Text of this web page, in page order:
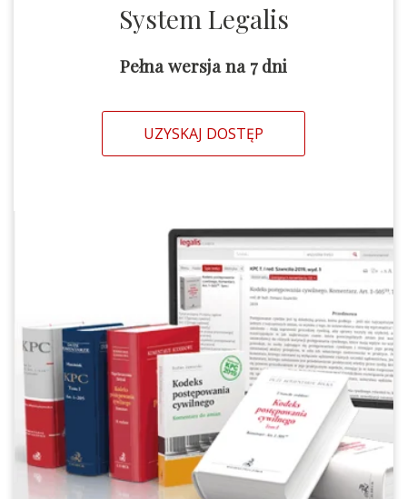
System Legalis
Pełna wersja na 7 dni
UZYSKAJ DOSTĘP